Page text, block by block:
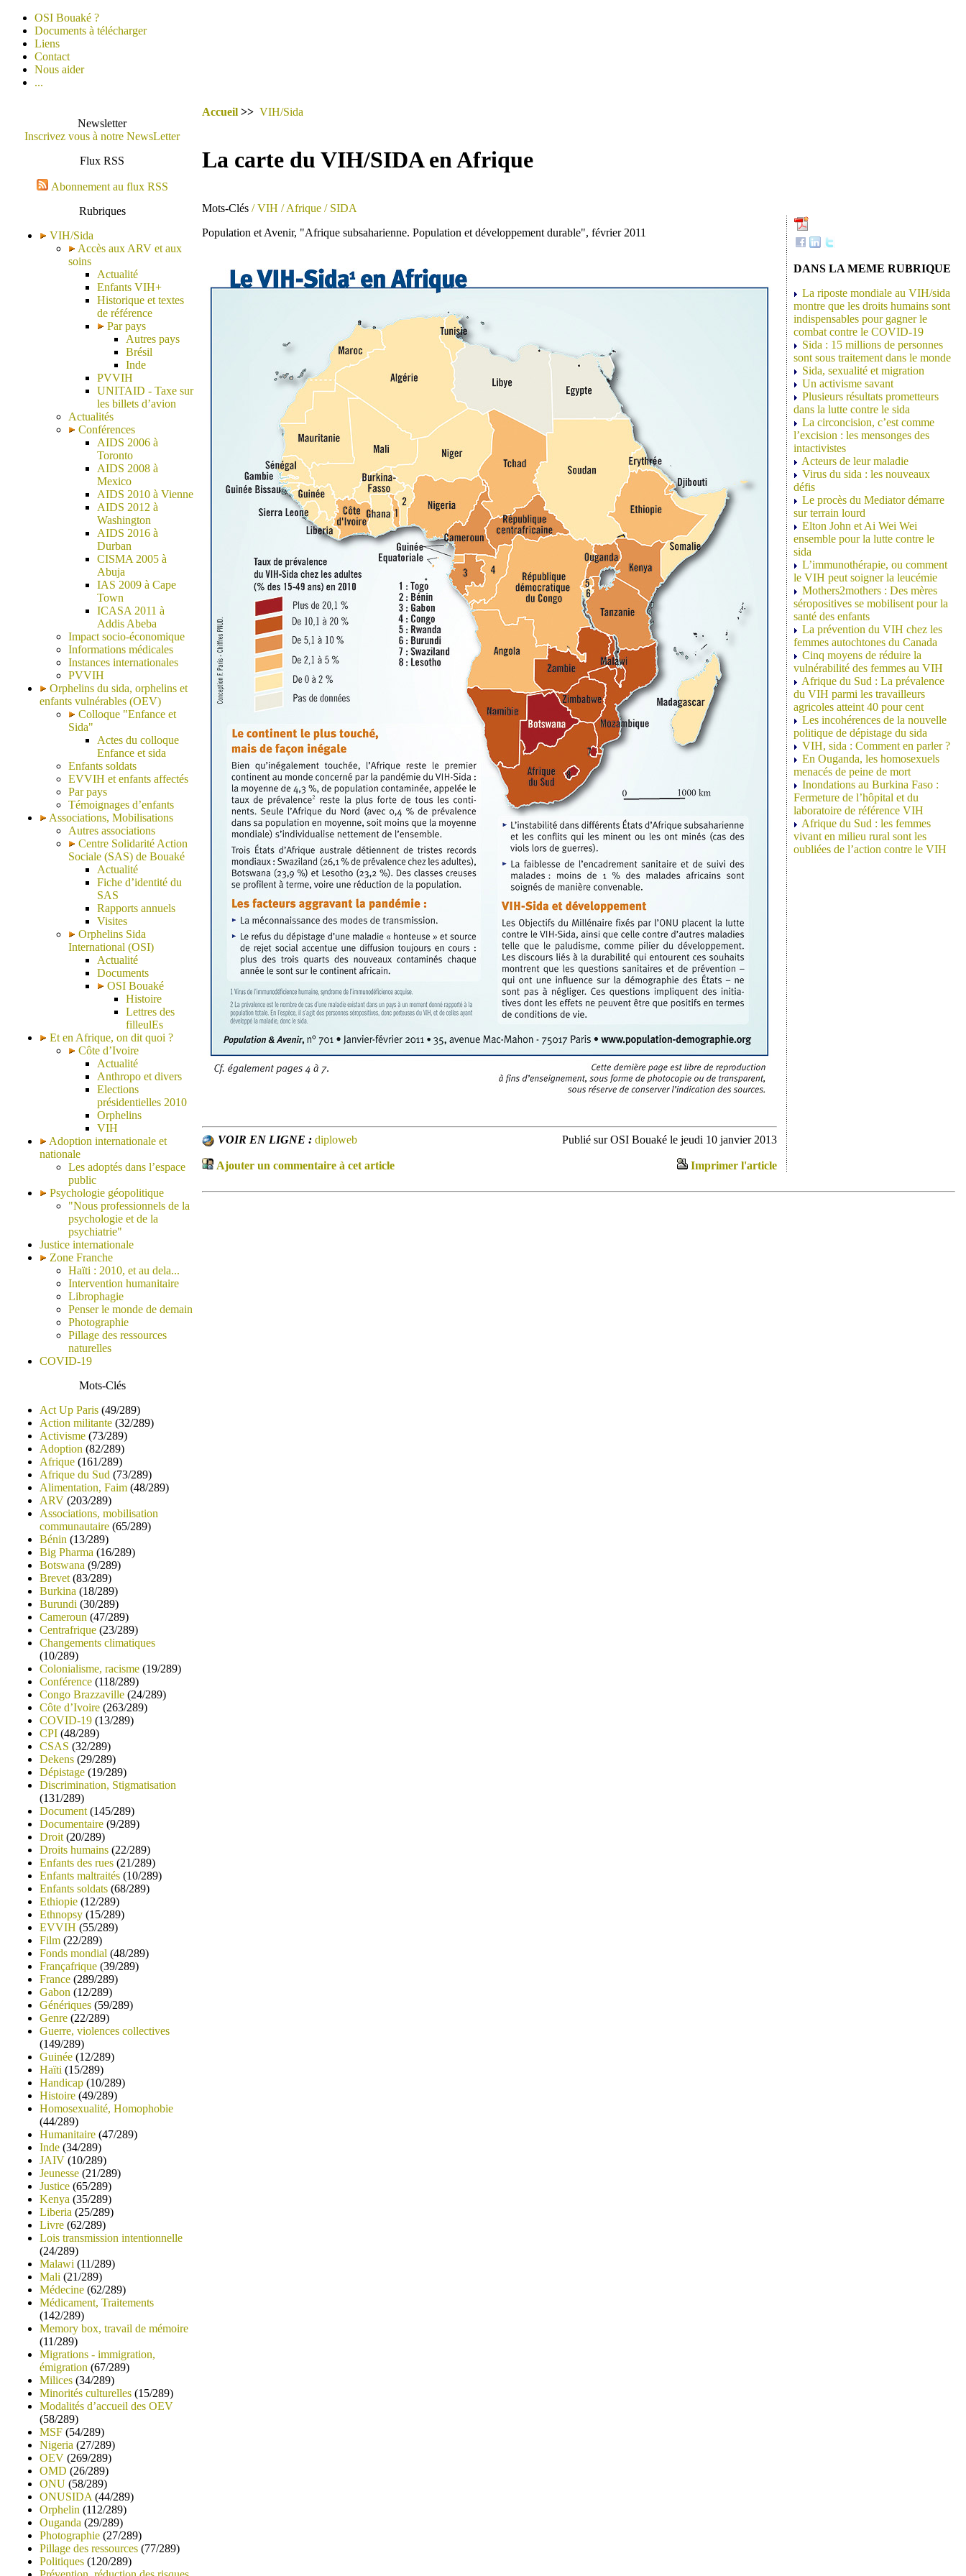
OSI Bouaké ?
Documents à télécharger
Liens
Contact
Nous aider
...
Newsletter
Inscrivez vous à notre NewsLetter
Flux RSS
Abonnement au flux RSS
Rubriques
VIH/Sida
Accès aux ARV et aux
soins
Actualité
Enfants VIH+
Historique et textes
de référence
Par pays
Autres pays
Brésil
Inde
PVVIH
UNITAID - Taxe sur
les billets d’avion
Actualités
Conférences
AIDS 2006 à
Toronto
AIDS 2008 à
Mexico
AIDS 2010 à Vienne
AIDS 2012 à
Washington
AIDS 2016 à
Durban
CISMA 2005 à
Abuja
IAS 2009 à Cape
Town
ICASA 2011 à
Addis Abeba
Impact socio-économique
Informations médicales
Instances internationales
PVVIH
Orphelins du sida, orphelins et
enfants vulnérables (OEV)
Colloque "Enfance et
Sida"
Actes du colloque
Enfance et sida
Enfants soldats
EVVIH et enfants affectés
Par pays
Témoignages d’enfants
Associations, Mobilisations
Autres associations
Centre Solidarité Action
Sociale (SAS) de Bouaké
Actualité
Fiche d’identité du
SAS
Rapports annuels
Visites
Orphelins Sida
International (OSI)
Actualité
Documents
OSI Bouaké
Histoire
Lettres des
filleulEs
Et en Afrique, on dit quoi ?
Côte d’Ivoire
Actualité
Anthropo et divers
Elections
présidentielles 2010
Orphelins
VIH
Adoption internationale et
nationale
Les adoptés dans l’espace
public
Psychologie géopolitique
"Nous professionnels de la
psychologie et de la
psychiatrie"
Justice internationale
Zone Franche
Haïti : 2010, et au dela...
Intervention humanitaire
Librophagie
Penser le monde de demain
Photographie
Pillage des ressources
naturelles
COVID-19
Mots-Clés
Act Up Paris (49/289)
Action militante (32/289)
Activisme (73/289)
Adoption (82/289)
Afrique (161/289)
Afrique du Sud (73/289)
Alimentation, Faim (48/289)
ARV (203/289)
Associations, mobilisation
communautaire (65/289)
Bénin (13/289)
Big Pharma (16/289)
Botswana (9/289)
Brevet (83/289)
Burkina (18/289)
Burundi (30/289)
Cameroun (47/289)
Centrafrique (23/289)
Changements climatiques
(10/289)
Colonialisme, racisme (19/289)
Conférence (118/289)
Congo Brazzaville (24/289)
Côte d’Ivoire (263/289)
COVID-19 (13/289)
CPI (48/289)
CSAS (32/289)
Dekens (29/289)
Dépistage (19/289)
Discrimination, Stigmatisation
(131/289)
Document (145/289)
Documentaire (9/289)
Droit (20/289)
Droits humains (22/289)
Enfants des rues (21/289)
Enfants maltraités (10/289)
Enfants soldats (68/289)
Ethiopie (12/289)
Ethnopsy (15/289)
EVVIH (55/289)
Film (22/289)
Fonds mondial (48/289)
Françafrique (39/289)
France (289/289)
Gabon (12/289)
Génériques (59/289)
Genre (22/289)
Guerre, violences collectives
(149/289)
Guinée (12/289)
Haïti (15/289)
Handicap (10/289)
Histoire (49/289)
Homosexualité, Homophobie
(44/289)
Humanitaire (47/289)
Inde (34/289)
JAIV (10/289)
Jeunesse (21/289)
Justice (65/289)
Kenya (35/289)
Liberia (25/289)
Livre (62/289)
Lois transmission intentionnelle
(24/289)
Malawi (11/289)
Mali (21/289)
Médecine (62/289)
Médicament, Traitements
(142/289)
Memory box, travail de mémoire
(11/289)
Migrations - immigration,
émigration (67/289)
Milices (34/289)
Minorités culturelles (15/289)
Modalités d’accueil des OEV
(58/289)
MSF (54/289)
Nigeria (27/289)
OEV (269/289)
OMD (26/289)
ONU (58/289)
ONUSIDA (44/289)
Orphelin (112/289)
Ouganda (29/289)
Photographie (27/289)
Pillage des ressources (77/289)
Politiques (120/289)
Accueil >> VIH/Sida
La carte du VIH/SIDA en Afrique
Mots-Clés / VIH / Afrique / SIDA
Population et Avenir, "Afrique subsaharienne. Population et développement durable", février 2011
VOIR EN LIGNE : diploweb Publié sur OSI Bouaké le jeudi 10 janvier 2013
Ajouter un commentaire à cet article Imprimer l'article
DANS LA MEME RUBRIQUE
La riposte mondiale au VIH/sida
montre que les droits humains sont
indispensables pour gagner le
combat contre le COVID-19
Sida : 15 millions de personnes
sont sous traitement dans le monde
Sida, sexualité et migration
Un activisme savant
Plusieurs résultats prometteurs
dans la lutte contre le sida
La circoncision, c’est comme
l’excision : les mensonges des
intactivistes
Acteurs de leur maladie
Virus du sida : les nouveaux
défis
Le procès du Mediator démarre
sur terrain lourd
Elton John et Ai Wei Wei
ensemble pour la lutte contre le
sida
L’immunothérapie, ou comment
le VIH peut soigner la leucémie
Mothers2mothers : Des mères
séropositives se mobilisent pour la
santé des enfants
La prévention du VIH chez les
femmes autochtones du Canada
Cinq moyens de réduire la
vulnérabilité des femmes au VIH
Afrique du Sud : La prévalence
du VIH parmi les travailleurs
agricoles atteint 40 pour cent
Les incohérences de la nouvelle
politique de dépistage du sida
VIH, sida : Comment en parler ?
En Ouganda, les homosexuels
menacés de peine de mort
Inondations au Burkina Faso :
Fermeture de l’hôpital et du
laboratoire de référence VIH
Afrique du Sud : les femmes
vivant en milieu rural sont les
oubliées de l’action contre le VIH